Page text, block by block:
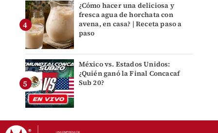
¿Cómo hacer una deliciosa y
fresca agua de horchata con
avena, en casa? | Receta paso a
paso
México vs. Estados Unidos:
¿Quién ganó la Final Concacaf
Sub 20?